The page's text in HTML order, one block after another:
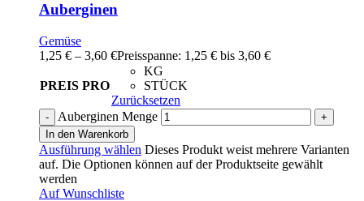
Auberginen
Gemüse
1,25 € – 3,60 €Preisspanne: 1,25 € bis 3,60 €
PREIS PRO
KG
STÜCK
Zurücksetzen
Auberginen Menge
In den Warenkorb
Ausführung wählen Dieses Produkt weist mehrere Varianten
auf. Die Optionen können auf der Produktseite gewählt
werden
Auf Wunschliste